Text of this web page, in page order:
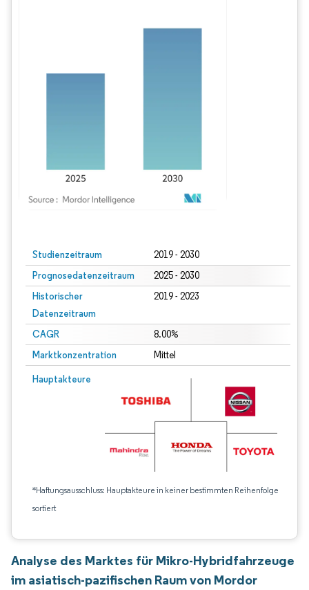
Studienzeitraum 2019 - 2030
Prognosedatenzeitraum 2025 - 2030
Historischer
Datenzeitraum
2019 - 2023
CAGR 8.00%
Marktkonzentration Mittel
Hauptakteure
*Haftungsausschluss: Hauptakteure in keiner bestimmten Reihenfolge
sortiert
Analyse des Marktes für Mikro-Hybridfahrzeuge
im asiatisch-pazifischen Raum von Mordor